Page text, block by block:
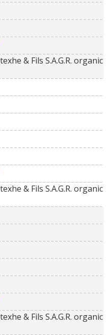
& Fils S.A.G.R. organic
& Fils S.A.G.R. organic
& Fils S.A.G.R. organic